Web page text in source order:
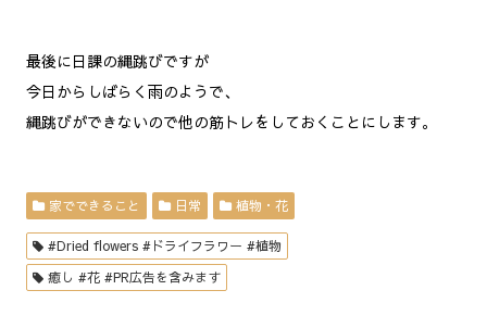
最後に日課の縄跳びですが
今日からしばらく雨のようで、
縄跳びができないので他の筋トレをしておくことにします。
家でできること 日常 植物・花
#Dried flowers #ドライフラワー #植物
癒し #花 #PR広告を含みます